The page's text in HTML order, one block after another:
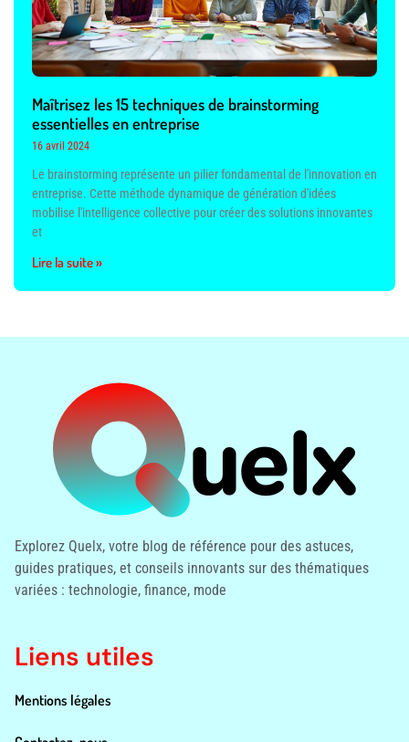
Maîtrisez les 15 techniques de brainstorming
essentielles en entreprise
16 avril 2024
Le brainstorming représente un pilier fondamental de l'innovation en
entreprise. Cette méthode dynamique de génération d'idées
mobilise l'intelligence collective pour créer des solutions innovantes
et
Lire la suite »
Explorez Quelx, votre blog de référence pour des astuces,
guides pratiques, et conseils innovants sur des thématiques
variées : technologie, finance, mode
Liens utiles
Mentions légales